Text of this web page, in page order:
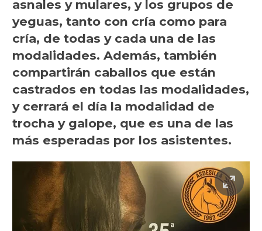
asnales y mulares, y los grupos de
yeguas, tanto con cría como para
cría, de todas y cada una de las
modalidades. Además, también
compartirán caballos que están
castrados en todas las modalidades,
y cerrará el día la modalidad de
trocha y galope, que es una de las
más esperadas por los asistentes.